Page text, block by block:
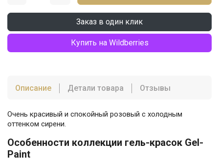
Заказ в один клик
Купить на Wildberries
Описание Детали товара Отзывы
Очень красивый и спокойный розовый с холодным
оттенком сирени.
Особенности коллекции гель-красок Gel-
Paint